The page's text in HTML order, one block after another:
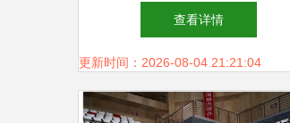
共文化场馆有序开放 提升文
化场馆管理服务水平
查看详情
更新时间：2026-08-04 21:21:04